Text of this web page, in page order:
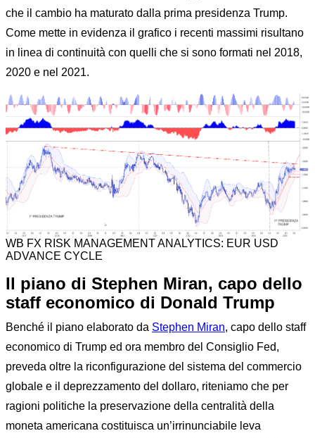
che il cambio ha maturato dalla prima presidenza Trump.
Come mette in evidenza il grafico i recenti massimi risultano
in linea di continuità con quelli che si sono formati nel 2018,
2020 e nel 2021.
WB FX RISK MANAGEMENT ANALYTICS: EUR USD
ADVANCE CYCLE
Il piano di Stephen Miran, capo dello
staff economico di Donald Trump
Benché il piano elaborato da Stephen Miran, capo dello staff
economico di Trump ed ora membro del Consiglio Fed,
preveda oltre la riconfigurazione del sistema del commercio
globale e il deprezzamento del dollaro, riteniamo che per
ragioni politiche la preservazione della centralità della
moneta americana costituisca un’irrinunciabile leva